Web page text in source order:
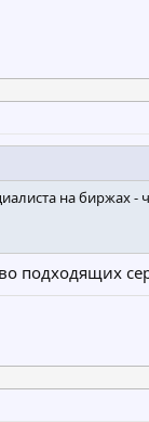
на биржах -
подходящих